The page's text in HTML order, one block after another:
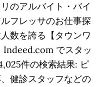
のアルバイト・バイ
フレッサのお仕事探
数を誇る【タウンワ
Indeed.com でスタッ
件の検索結果: ピ
健診スタッフなどの